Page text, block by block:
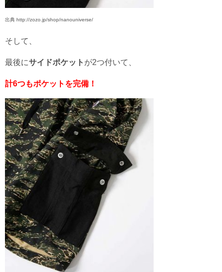
出典 http://zozo.jp/shop/nanouniverse/
そして、
最後にサイドポケット が2つ付いて、
計6つもポケットを完備！